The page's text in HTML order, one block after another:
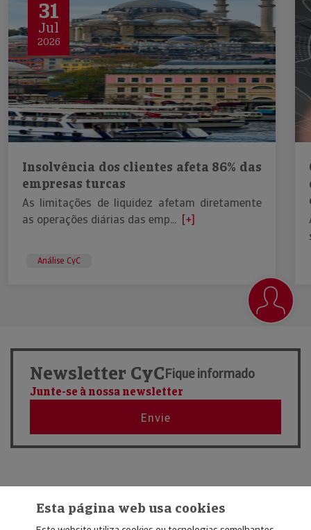
31
Jul
2026
Insolvência dos clientes afeta 86% das
empresas turcas
As limitações de liquidez afetam diretamente
as operações diárias das emp... [+]
Análise CyC
Newsletter CyCFique informado
Junte-se à nossa newsletter
Envie
Esta página web usa cookies